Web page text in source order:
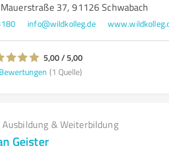
37, 91126 Schwabach
info@wildkolleg.de
5,00 / 5,00
Bewertungen (1 Quelle)
Ausbildung & Weiterbildung
Geister